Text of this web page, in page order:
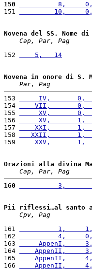
150
8,
151
10,
Novena del SS. Nome di
Cap, Par, Pag
152
    5,   14
Novena in onore di S.
Par, Pag
153
IV,       0,
154
VII,       0,
155
XV,       0,
156
XV,       1,
157
XXI,       1,
158
XXII,       1,
159
XXV,       1,
Orazioni alla divina
Cap, Par, Pag
160
3,
Pii riflessi…al santo
Cpv, Pag
161
1,
162
4,
163
AppenI,
164
AppenII,
165
AppenII,
166
AppenII,